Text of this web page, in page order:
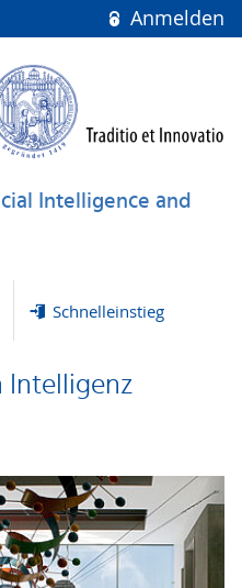
Anmelden
Intelligence and
Schnelleinstieg
Intelligenz